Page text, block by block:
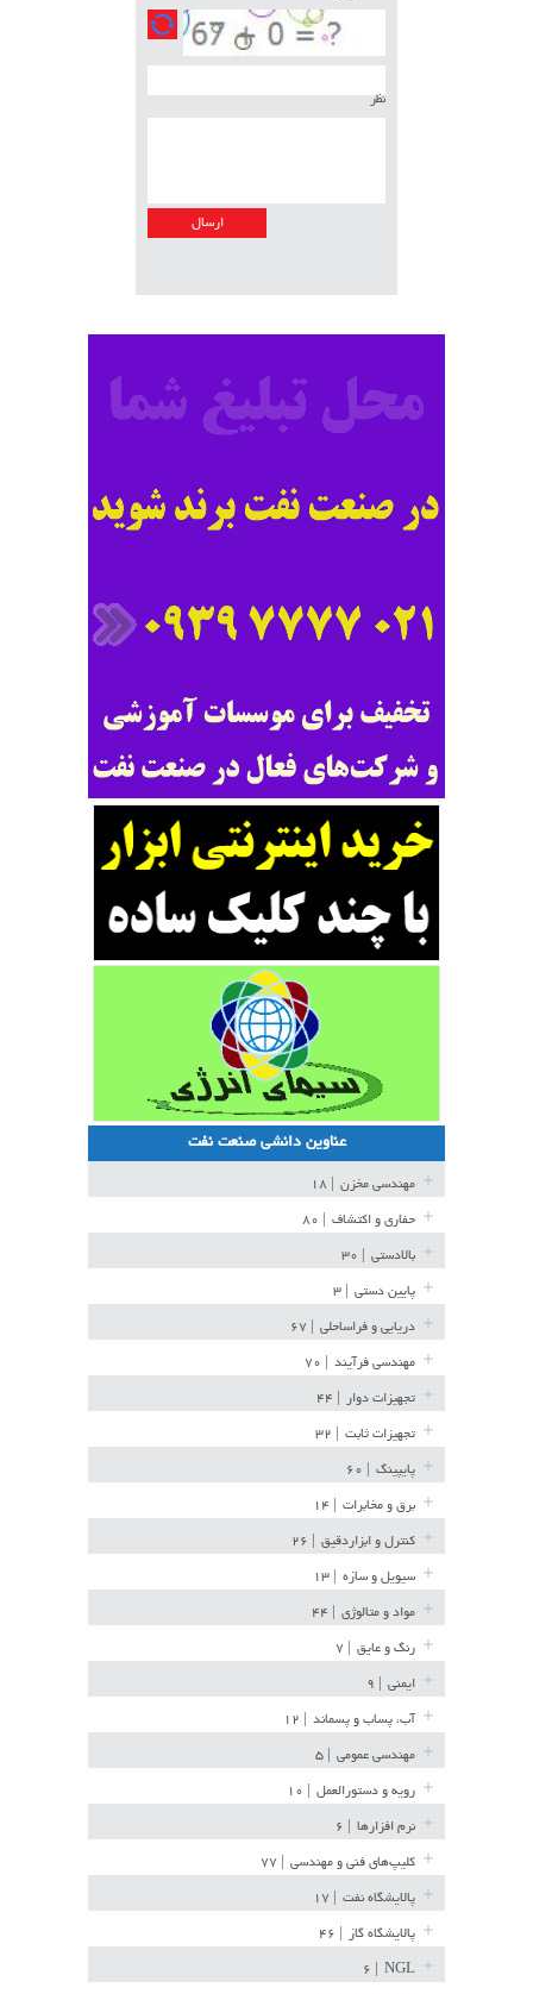
نظر
عناوین دانشی صنعت نفت
مهندسی مخزن
حفاری و اکتشاف
بالادستی
پایین دستی
دریایی و فراساحلی
مهندسی فرآیند
تجهیزات دوار
تجهیزات ثابت
پایپینگ
برق و مخابرات
کنترل و ابزاردقیق
سیویل و سازه
مواد و متالوژی
رنگ و عایق
ایمنی
آب، پساب و پسماند
مهندسی عمومی
رویه و دستورالعمل
نرم افزارها
کلیپ‌های فنی و مهندسی
پالایشگاه نفت
پالایشگاه گاز
NGL